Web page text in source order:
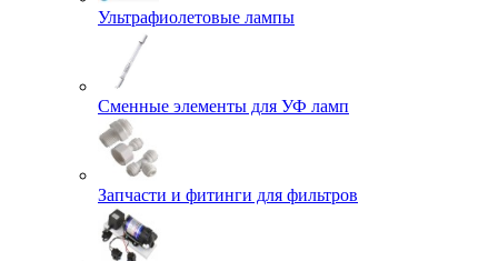
Ультрафиолетовые лампы
Сменные элементы для УФ ламп
Запчасти и фитинги для фильтров